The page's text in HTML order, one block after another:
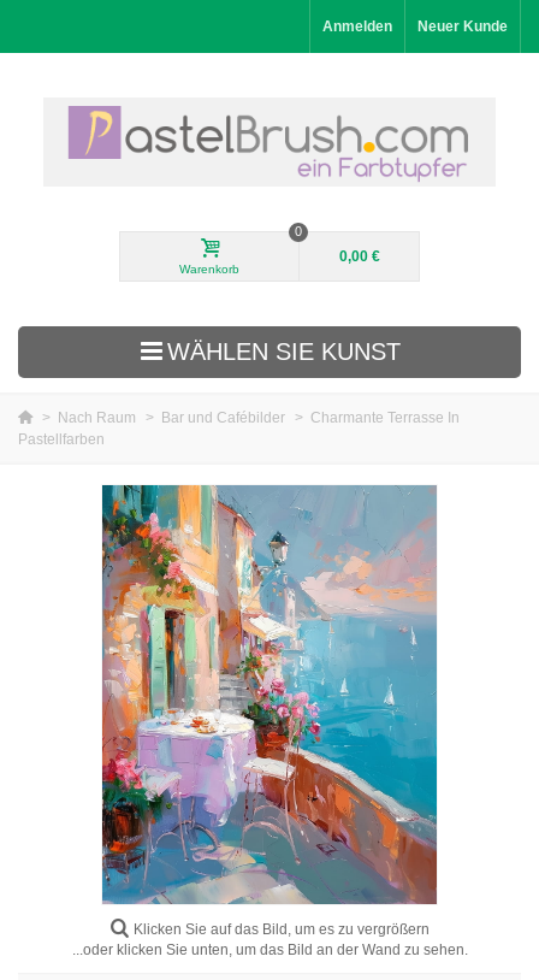
Anmelden Neuer Kunde
Warenkorb
0
0,00 €
WÄHLEN SIE KUNST
Neuheiten
Landschaftsbilder
Blumenbilder
Porträtbilder
Nach Raum
> Nach Raum > Bar und Cafébilder > Charmante Terrasse In
Pastellfarben
Klicken Sie auf das Bild, um es zu vergrößern
...oder klicken Sie unten, um das Bild an der Wand zu sehen.